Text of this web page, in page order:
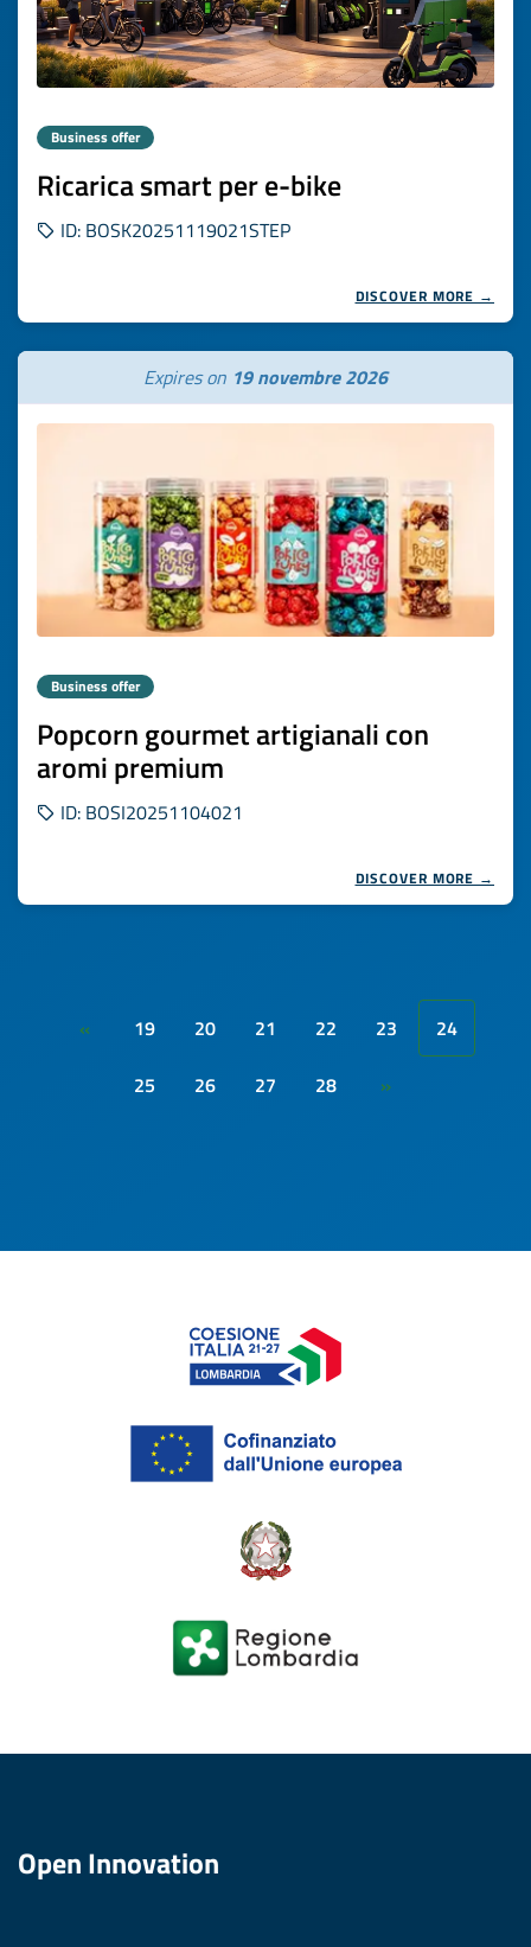
Business offer
Ricarica smart per e-bike
ID: BOSK20251119021STEP
DISCOVER MORE →
Expires on 19 novembre 2026
Business offer
Popcorn gourmet artigianali con
aromi premium
ID: BOSI20251104021
DISCOVER MORE →
« 19 20 21 22 23
24
25
26 27 28 »
Open Innovation